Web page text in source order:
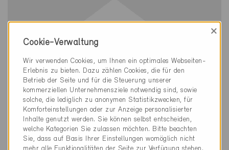
Cookie-Verwaltung
×
Wir verwenden Cookies, um Ihnen ein optimales Webseiten-
Erlebnis zu bieten. Dazu zählen Cookies, die für den
Betrieb der Seite und für die Steuerung unserer
kommerziellen Unternehmensziele notwendig sind, sowie
solche, die lediglich zu anonymen Statistikzwecken, für
Komforteinstellungen oder zur Anzeige personalisierter
Inhalte genutzt werden. Sie können selbst entscheiden,
welche Kategorien Sie zulassen möchten. Bitte beachten
Sie, dass auf Basis Ihrer Einstellungen womöglich nicht